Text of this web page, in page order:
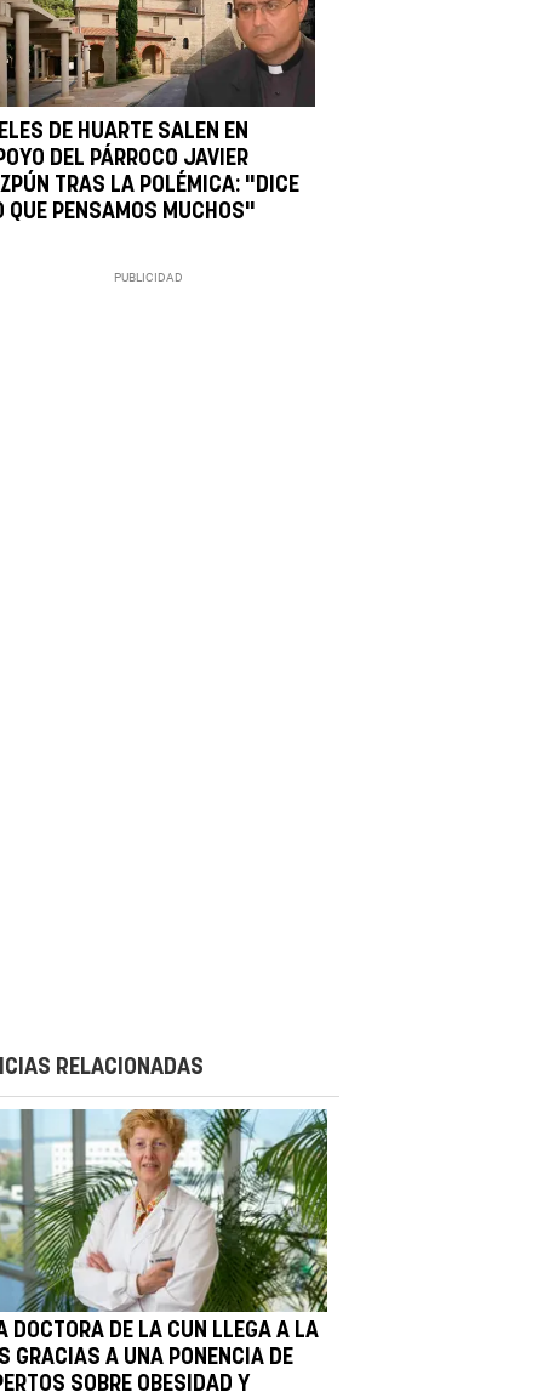
DE HUARTE SALEN EN
DEL PÁRROCO JAVIER
TRAS LA POLÉMICA: "DICE
QUE PENSAMOS MUCHOS"
RELACIONADAS
DOCTORA DE LA CUN LLEGA A LA
GRACIAS A UNA PONENCIA DE
SOBRE OBESIDAD Y